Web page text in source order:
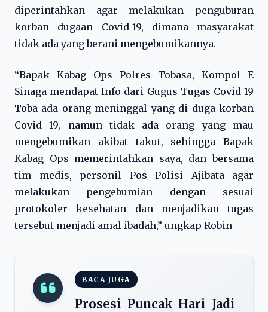
diperintahkan agar melakukan penguburan
korban dugaan Covid-19, dimana masyarakat
tidak ada yang berani mengebumikannya.
“Bapak Kabag Ops Polres Tobasa, Kompol E
Sinaga mendapat Info dari Gugus Tugas Covid 19
Toba ada orang meninggal yang di duga korban
Covid 19, namun tidak ada orang yang mau
mengebumikan akibat takut, sehingga Bapak
Kabag Ops memerintahkan saya, dan bersama
tim medis, personil Pos Polisi Ajibata agar
melakukan pengebumian dengan sesuai
protokoler kesehatan dan menjadikan tugas
tersebut menjadi amal ibadah,” ungkap Robin
BACA JUGA
Prosesi Puncak Hari Jadi